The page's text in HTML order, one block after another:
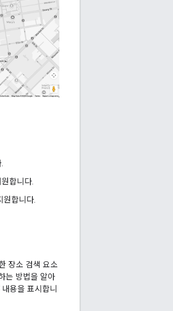
합니다.
원합니다.
장소 검색 요소
는 방법을 알아
용을 표시합니